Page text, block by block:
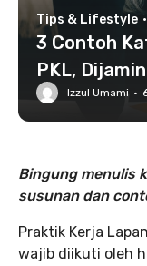
Tips & Lifestyle ·
3 Contoh
PKL,
Izzul Umami ·
Bingung menulis
susunan dan
Praktik Kerja
wajib diikuti oleh